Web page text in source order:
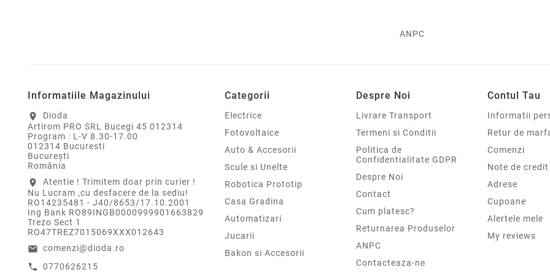
ANPC
Informatiile Magazinului
location_on
Dioda
Artirom PRO SRL Bucegi 45 012314
Program : L-V 8.30-17.00
012314 Bucuresti
Bucureşti
România
location_on
Atentie ! Trimitem doar prin curier !
Nu Lucram ,cu desfacere de la sediu!
RO14235481 - J40/8653/17.10.2001
Ing Bank RO89INGB0000999901663829
Trezo Sect 1
RO47TREZ7015069XXX012643
email comenzi@dioda.ro
call 0770626215
Categorii
Electrice
Fotovoltaice
Auto & Accesorii
Scule si Unelte
Robotica Prototip
Casa Gradina
Automatizari
Jucarii
Bakon si Accesorii
Despre Noi
Livrare Transport
Termeni si Conditii
Politica de
Confidentialitate GDPR
Despre Noi
Contact
Cum platesc?
Returnarea Produselor
ANPC
Contacteaza-ne
Contul Tau
Informatii
Retur de
Comenzi
Note de credit
Adrese
Cupoane
Alertele mele
My reviews